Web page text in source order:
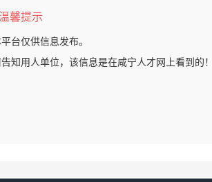
温馨提示
台仅供信息发布。
知用人单位，该信息是在咸宁人才网上看到的！